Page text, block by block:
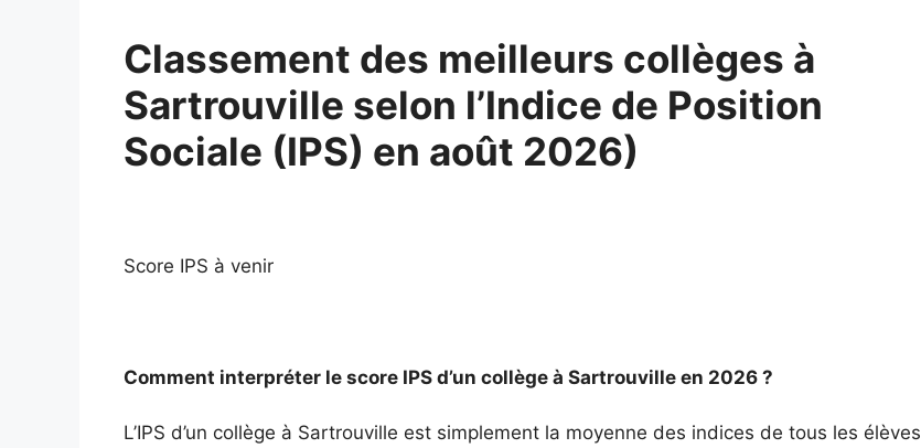
Classement des meilleurs collèges à
Sartrouville selon l’Indice de Position
Sociale (IPS) en août 2026)
Score IPS à venir
Comment interpréter le score IPS d’un collège à Sartrouville en 2026 ?
L’IPS d’un collège à Sartrouville est simplement la moyenne des indices de tous les élèves